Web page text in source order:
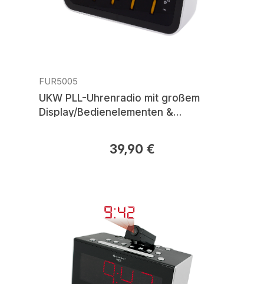
FUR5005
UKW PLL-Uhrenradio mit großem
Display/Bedienelementen &
Regulärer Preis:39,90 €